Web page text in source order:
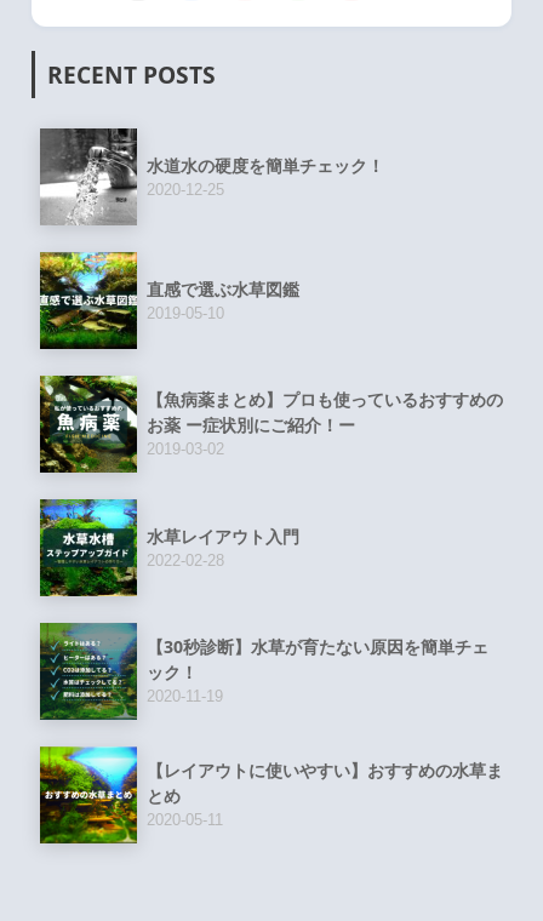
RECENT POSTS
水道水の硬度を簡単チェック！
2020-12-25
直感で選ぶ水草図鑑
2019-05-10
【魚病薬まとめ】プロも使っているおすすめの
お薬 ー症状別にご紹介！ー
2019-03-02
水草レイアウト入門
2022-02-28
【30秒診断】水草が育たない原因を簡単チェ
ック！
2020-11-19
【レイアウトに使いやすい】おすすめの水草ま
とめ
2020-05-11